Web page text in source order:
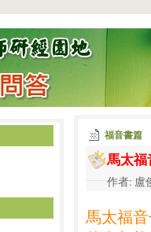
福音書篇
馬太
作者: 盧
馬太福